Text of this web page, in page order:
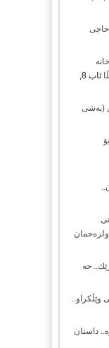
حاجی
ئاب 8,
(بەشی
حه
وێڵکراو..
داستان